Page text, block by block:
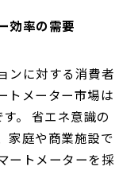
効率の需要
ンに対する消費者
トメーター市場は
。 省エネ意識の
家庭や商業施設で
ートメーターを採